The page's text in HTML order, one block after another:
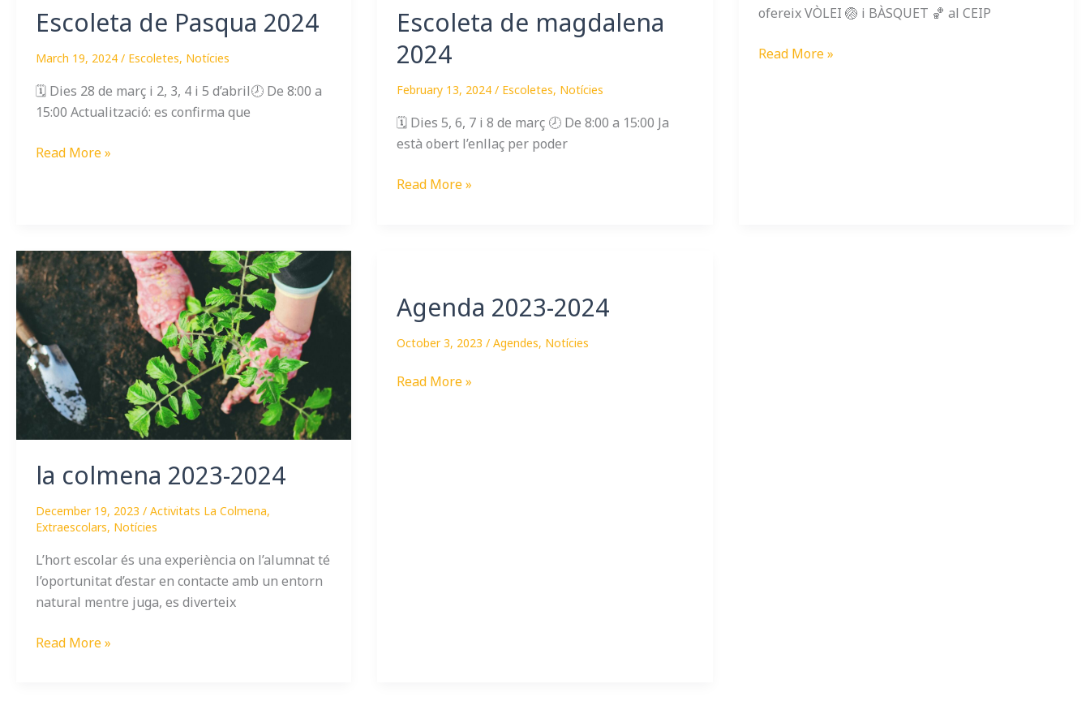
Escoleta de Pasqua 2024
March 19, 2024 / Escoletes, Notícies
🗓️ Dies 28 de març i 2, 3, 4 i 5 d’abril🕗 De 8:00 a
15:00 Actualització: es confirma que
Read More »
Escoleta de magdalena
2024
February 13, 2024/ Escoletes, Notícies
🗓️ Dies 5, 6, 7 i 8 de març 🕗 De 8:00 a 15:00 Ja
està obert l’enllaç per poder
Read More »
ofereix VÒLEI 🏐 i BÀSQUET 🏀 al CEIP
Read More »
la colmena 2023-2024
December 19, 2023 / Activitats La Colmena,
Extraescolars, Notícies
L’hort escolar és una experiència on l’alumnat té
l’oportunitat d’estar en contacte amb un entorn
natural mentre juga, es diverteix
la
colmena
2023-
2024
Read More »
Agenda 2023-2024
October 3, 2023/Agendes, Notícies
2024
Read More »